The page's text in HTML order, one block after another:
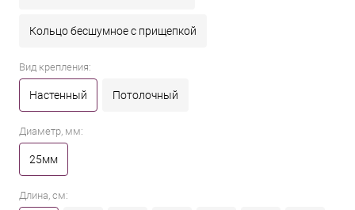
Кольцо бесшумное с прищепкой
Вид крепления:
Настенный Потолочный
Диаметр, мм:
25мм
Длина, см: